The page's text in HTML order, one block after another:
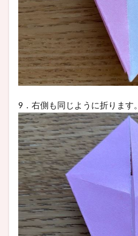
9．右側も同じように折ります。